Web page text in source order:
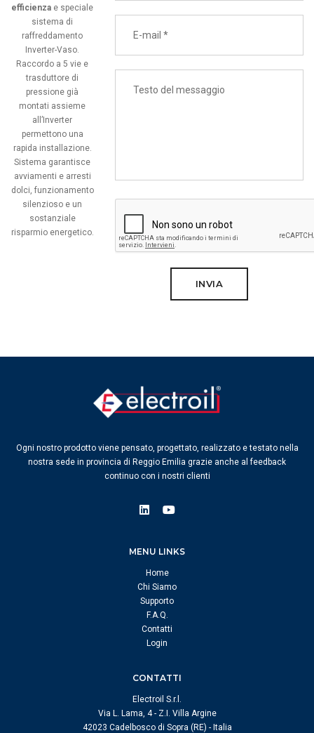
efficienza e speciale
sistema di
raffreddamento
Inverter-Vaso.
Raccordo a 5 vie e
trasduttore di
pressione già
montati assieme
all’Inverter
permettono una
rapida installazione.
Sistema garantisce
avviamenti e arresti
dolci, funzionamento
silenzioso e un
sostanziale
risparmio energetico.
INVIA
Ogni nostro prodotto viene pensato, progettato, realizzato e testato nella
nostra sede in provincia di Reggio Emilia grazie anche al feedback
continuo con i nostri clienti
MENU LINKS
Home
Chi Siamo
Supporto
F.A.Q.
Contatti
Login
CONTATTI
Electroil S.r.l.
Via L. Lama, 4 - Z.I. Villa Argine
42023 Cadelbosco di Sopra (RE) - Italia